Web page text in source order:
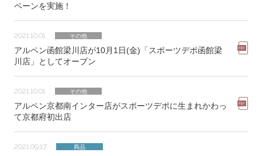
ペーンを実施！
2021.10.01 その他
アルペン函館梁川店が10月1日(金)「スポーツデポ函館梁
川店」としてオープン
2021.10.01 その他
アルペン京都南インター店がスポーツデポに生まれかわっ
て京都府初出店
2021.09.17 商品